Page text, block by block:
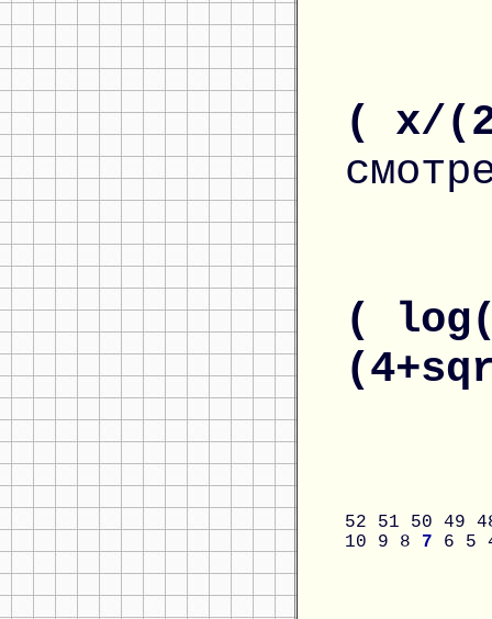
( x/
(
52 51 50 49
10
9 8 7 6 5